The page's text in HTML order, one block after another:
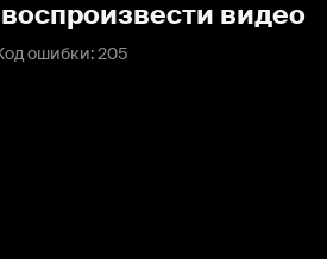
видео
ошибки: 205